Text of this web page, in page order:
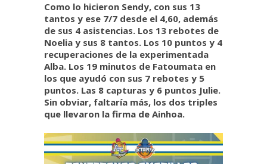
Como lo hicieron Sendy, con sus 13
tantos y ese 7/7 desde el 4,60, además
de sus 4 asistencias. Los 13 rebotes de
Noelia y sus 8 tantos. Los 10 puntos y 4
recuperaciones de la experimentada
Alba. Los 19 minutos de Fatoumata en
los que ayudó con sus 7 rebotes y 5
puntos. Las 8 capturas y 6 puntos Julie.
Sin obviar, faltaría más, los dos triples
que llevaron la firma de Ainhoa.